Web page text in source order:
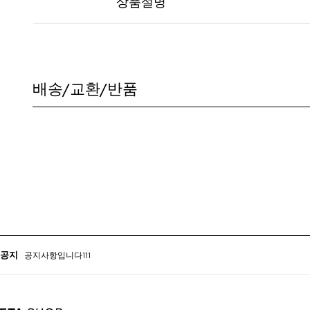
배송/교환/반품
공지
공지사항입니다111